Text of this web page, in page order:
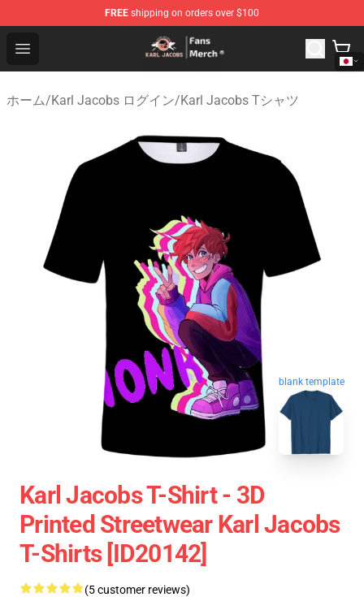
FREE shipping on orders over $100
Open menu
Karl Jacobs Store - Official Karl Jacobs Merchandise
ホーム/Karl Jacobs ログイン/Karl Jacobs Tシャツ
blank template
Karl Jacobs T-Shirt - 3D
Printed Streetwear Karl Jacobs
T-Shirts [ID20142]
(5 customer reviews)